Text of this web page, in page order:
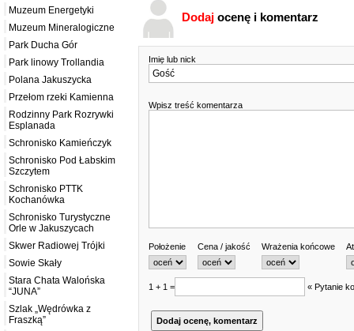
Muzeum Energetyki
Muzeum Mineralogiczne
Park Ducha Gór
Park linowy Trollandia
Polana Jakuszycka
Przełom rzeki Kamienna
Rodzinny Park Rozrywki
Esplanada
Schronisko Kamieńczyk
Schronisko Pod Łabskim
Szczytem
Schronisko PTTK
Kochanówka
Schronisko Turystyczne
Orle w Jakuszycach
Skwer Radiowej Trójki
Sowie Skały
Stara Chata Walońska
“JUNA”
Szlak „Wędrówka z
Fraszką”
Dodaj ocenę i komentarz
Imię lub nick
Wpisz treść komentarza
Położenie Cena / jakość Wrażenia końcowe
1 + 1 = « Pytanie